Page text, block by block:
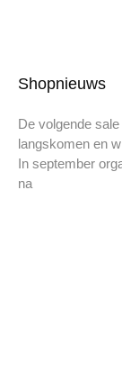
Shopnieuws
De volgende
langskomen en
In september
na